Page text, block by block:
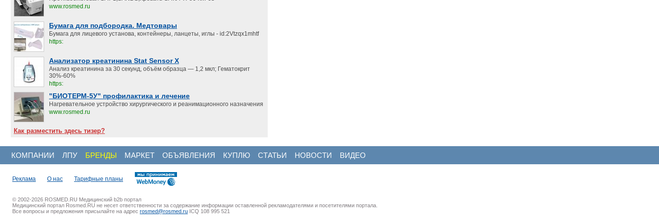
www.rosmed.ru
Бумага для подбородка. Медтовары
Бумага для лицевого установа, контейнеры, ланцеты, иглы - id:2Vtzqx1mhtf
https:
Анализатор креатинина Stat Sensor X
Анализ креатинина за 30 секунд, объём образца — 1,2 мкл; Гематокрит
30%-60%
https:
"БИОТЕРМ-5У" профилактика и лечение
Нагревательное устройство хирургического и реанимационного назначения
www.rosmed.ru
Как разместить здесь тизер?
КОМПАНИИ ЛПУ БРЕНДЫ МАРКЕТ ОБЪЯВЛЕНИЯ КУПЛЮ СТАТЬИ НОВОСТИ ВИДЕО
Реклама О нас Тарифные планы
© 2002-2026 ROSMED.RU Медицинский b2b портал
Медицинский портал Rosmed.RU не несет ответственности за содержание информации оставленной рекламодателями и посетителями портала.
Все вопросы и предложения присылайте на адрес rosmed@rosmed.ru ICQ 108 995 521